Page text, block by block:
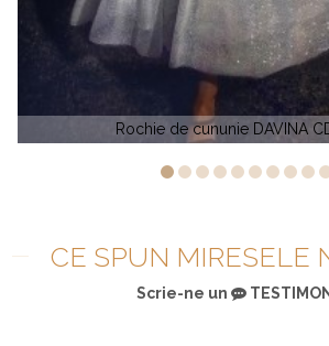
Rochie de soacra LILLIE 3283
CE SPUN MIRESELE
Scrie-ne un